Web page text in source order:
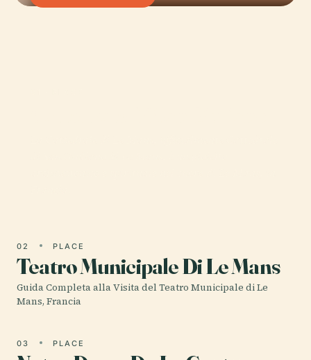
02 PLACE
Teatro Municipale Di Le Mans
Guida Completa alla Visita del Teatro Municipale di Le
Mans, Francia
03 PLACE